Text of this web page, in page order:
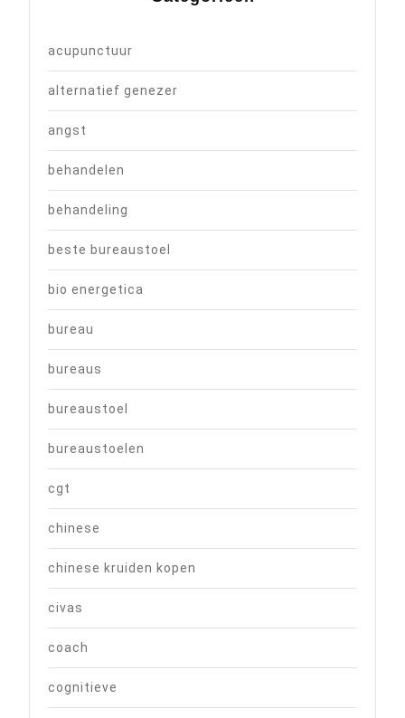
acupunctuur
alternatief genezer
angst
behandelen
behandeling
beste bureaustoel
bio energetica
bureau
bureaus
bureaustoel
bureaustoelen
cgt
chinese
chinese kruiden kopen
civas
coach
cognitieve